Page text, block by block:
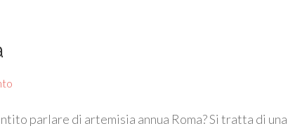
parlare di artemisia annua Roma? Si tratta di una